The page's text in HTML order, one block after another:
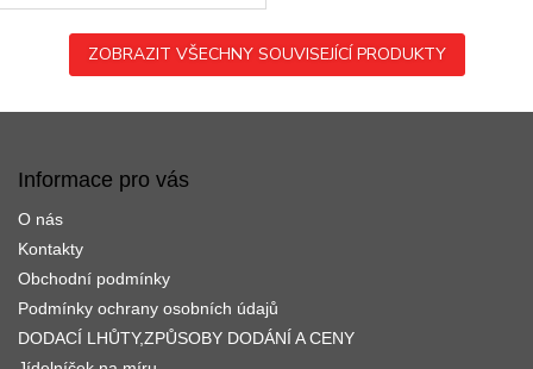
ZOBRAZIT VŠECHNY SOUVISEJÍCÍ PRODUKTY
Informace pro vás
O nás
Kontakty
Obchodní podmínky
Podmínky ochrany osobních údajů
DODACÍ LHŮTY,ZPŮSOBY DODÁNÍ A CENY